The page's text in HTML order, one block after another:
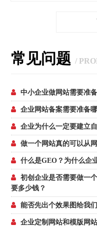
常见问题/
中小企业做网站需要准
企业网站备案需要准备
企业为什么一定要建立
做一个网站真的可以从
什么是GEO？为什么企
初创企业是否需要做一
要多少钱？
能否先出个效果图给我
企业定制网站和模版网